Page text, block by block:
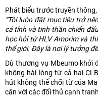
Phát biểu trước truyền
“Tôi luôn đặt mục tiêu trở
cá tính và tinh thần chiến
học hỏi từ HLV Amorim và
thế giới. Đây là nơi lý tưởng
Dù thương vụ Mbeumo khởi
không hài lòng từ cả hai
hút không thể chối từ của
cân với các đối thủ cạnh